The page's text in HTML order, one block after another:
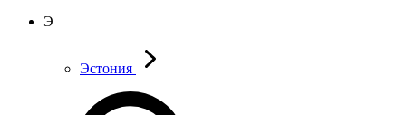
Э
Эстония